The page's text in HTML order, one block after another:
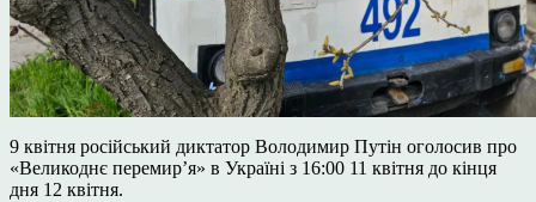
9 квітня російський диктатор Володимир Путін оголосив про
«Великоднє перемир’я» в Україні з 16:00 11 квітня до кінця
дня 12 квітня.